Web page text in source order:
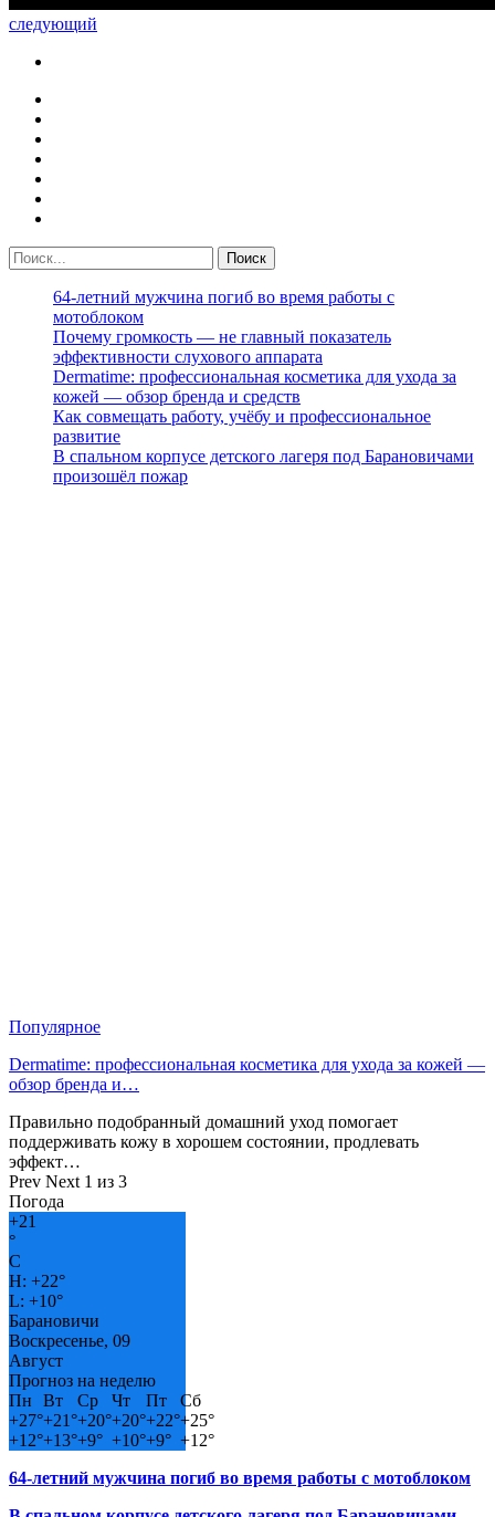
следующий
64-летний мужчина погиб во время работы с
мотоблоком
Почему громкость — не главный показатель
эффективности слухового аппарата
Dermatime: профессиональная косметика для ухода за
кожей — обзор бренда и средств
Как совмещать работу, учёбу и профессиональное
развитие
В спальном корпусе детского лагеря под Барановичами
произошёл пожар
Популярное
Dermatime: профессиональная косметика для ухода за кожей —
обзор бренда и…
Правильно подобранный домашний уход помогает
поддерживать кожу в хорошем состоянии, продлевать
эффект…
Prev Next 1 из 3
Погода
+21
°
C
H: +22°
L: +10°
Барановичи
Воскресенье, 09
Август
Прогноз на неделю
Пн
Вт Ср Чт Пт
Сб
+27°+21°+20°+20°+22°+25°
+12°+13°+9° +10°+9° +12°
64-летний мужчина погиб во время работы с мотоблоком